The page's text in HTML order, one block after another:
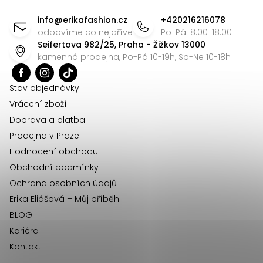
a
c
í
info@erikafashion.cz
odpovíme co nejdříve
+420216216078
Po-Pá: 8:00-18:00
Seifertova 982/25, Praha - Žižkov 13000
kamenná prodejna, Po-Pá 10-19h, So-Ne 10-18h
Stav objednávky
Vrácení zboží
Doprava a platba
Prodejna v Praze
Hodnocení obchodu
Obchodní podmínky
Ochrana osobních údajů
Erika Eliášová – Můj příběh
BLOG
Kariéra
Kontakt